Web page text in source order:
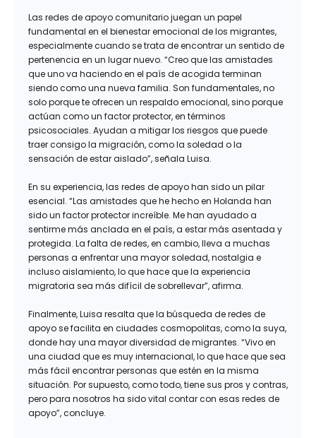
Las redes de apoyo comunitario juegan un papel
fundamental en el bienestar emocional de los migrantes,
especialmente cuando se trata de encontrar un sentido de
pertenencia en un lugar nuevo. “Creo que las amistades
que uno va haciendo en el país de acogida terminan
siendo como una nueva familia. Son fundamentales, no
solo porque te ofrecen un respaldo emocional, sino porque
actúan como un factor protector, en términos
psicosociales. Ayudan a mitigar los riesgos que puede
traer consigo la migración, como la soledad o la
sensación de estar aislado”, señala Luisa.
En su experiencia, las redes de apoyo han sido un pilar
esencial. “Las amistades que he hecho en Holanda han
sido un factor protector increíble. Me han ayudado a
sentirme más anclada en el país, a estar más asentada y
protegida. La falta de redes, en cambio, lleva a muchas
personas a enfrentar una mayor soledad, nostalgia e
incluso aislamiento, lo que hace que la experiencia
migratoria sea más difícil de sobrellevar”, afirma.
Finalmente, Luisa resalta que la búsqueda de redes de
apoyo se facilita en ciudades cosmopolitas, como la suya,
donde hay una mayor diversidad de migrantes. “Vivo en
una ciudad que es muy internacional, lo que hace que sea
más fácil encontrar personas que estén en la misma
situación. Por supuesto, como todo, tiene sus pros y contras,
pero para nosotros ha sido vital contar con esas redes de
apoyo”, concluye.